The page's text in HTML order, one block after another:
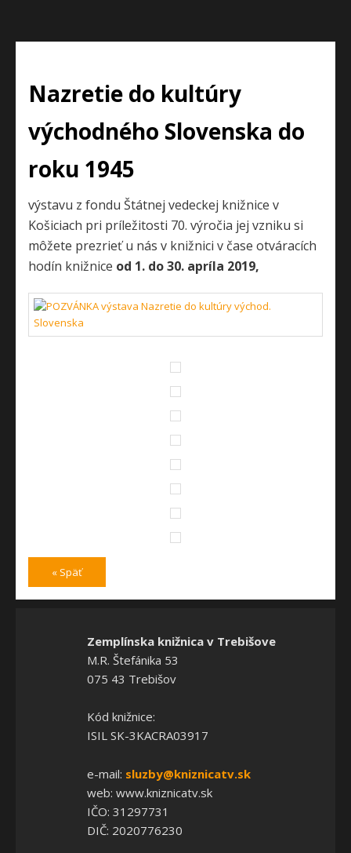
Nazretie do kultúry
východného Slovenska do
roku 1945
výstavu z fondu Štátnej vedeckej knižnice v
Košiciach pri príležitosti 70. výročia jej vzniku si
môžete prezrieť u nás v knižnici v čase otváracích
hodín knižnice od 1. do 30. apríla 2019,
« Späť
Zemplínska knižnica v Trebišove
M.R. Štefánika 53
075 43 Trebišov
Kód knižnice:
ISIL SK-3KACRA03917
e-mail: sluzby@kniznicatv.sk
web: www.kniznicatv.sk
IČO: 31297731
DIČ: 2020776230